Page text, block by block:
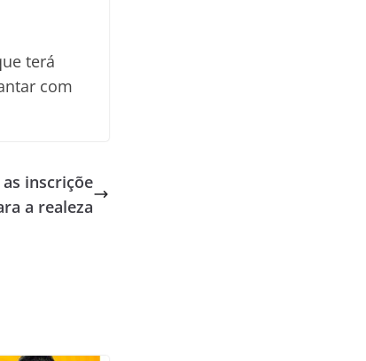
terá
com
inscriçõe
a realeza